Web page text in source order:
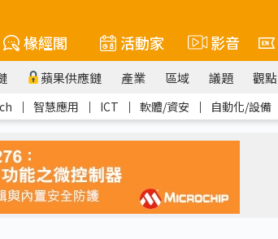
椽經閣 活動家 影音
蘋果供應鏈 產業 區域 議題 觀點
｜ 智慧應用 ｜ ICT ｜ 軟體/資安 ｜ 自動化/設備